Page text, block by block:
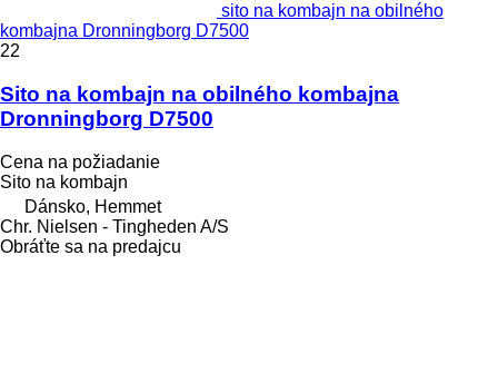
sito na kombajn na obilného
kombajna Dronningborg D7500
22
Sito na kombajn na obilného kombajna
Dronningborg D7500
Cena na požiadanie
Sito na kombajn
Dánsko, Hemmet
Chr. Nielsen - Tingheden A/S
Obráťte sa na predajcu